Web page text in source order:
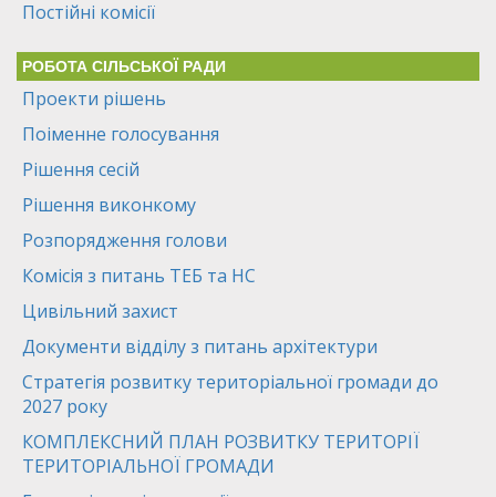
Постійні комісії
РОБОТА СІЛЬСЬКОЇ РАДИ
Проекти рішень
Поіменне голосування
Рішення сесій
Рішення виконкому
Розпорядження голови
Комісія з питань ТЕБ та НС
Цивільний захист
Документи відділу з питань архітектури
Стратегія розвитку територіальної громади до
2027 року
КОМПЛЕКСНИЙ ПЛАН РОЗВИТКУ ТЕРИТОРІЇ
ТЕРИТОРІАЛЬНОЇ ГРОМАДИ